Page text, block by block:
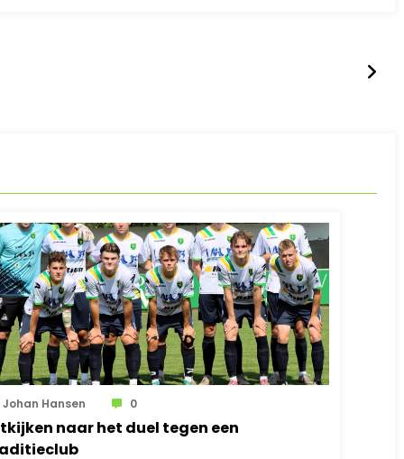
Johan Hansen 0
naar het duel tegen een